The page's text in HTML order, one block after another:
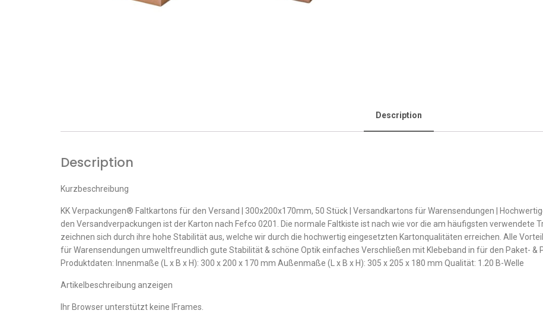
Description
Description
Kurzbeschreibung
KK Verpackungen® Faltkartons für den Versand | 300x200x170mm, 50 Stück | Versandkartons für Warensendungen |
den Versandverpackungen ist der Karton nach Fefco 0201. Die normale Faltkiste ist nach wie vor die am häufigsten verwendete
zeichnen sich durch ihre hohe Stabilität aus, welche wir durch die hochwertig eingesetzten Kartonqualitäten erreichen. Alle
für Warensendungen umweltfreundlich gute Stabilität & schöne Optik einfaches Verschließen mit Klebeband in für den Paket-
Produktdaten: Innenmaße (L x B x H): 300 x 200 x 170 mm Außenmaße (L x B x H): 305 x 205 x 180 mm Qualität: 1.20 B-Welle
Artikelbeschreibung anzeigen
Ihr Browser unterstützt keine IFrames.